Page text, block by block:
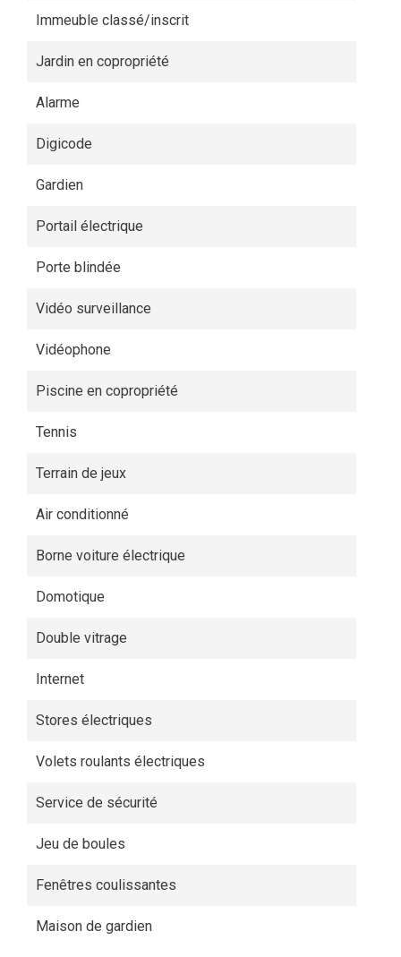
Immeuble classé/inscrit
Jardin en copropriété
Alarme
Digicode
Gardien
Portail électrique
Porte blindée
Vidéo surveillance
Vidéophone
Piscine en copropriété
Tennis
Terrain de jeux
Air conditionné
Borne voiture électrique
Domotique
Double vitrage
Internet
Stores électriques
Volets roulants électriques
Service de sécurité
Jeu de boules
Fenêtres coulissantes
Maison de gardien